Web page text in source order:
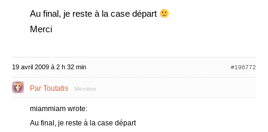
Au final, je reste à la case départ
Merci
19 avril 2009 à 2 h 32 min #196772
Par Toutatis Membre
miammiam wrote:
Au final, je reste à la case départ